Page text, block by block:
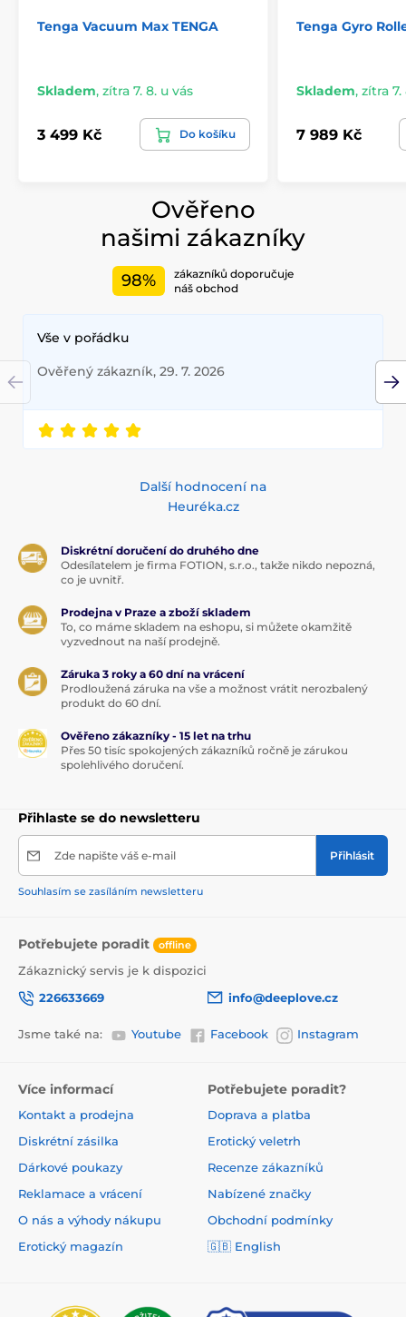
Tenga Vacuum Max TENGA
Skladem, zítra 7. 8. u vás
3 499 Kč Do košíku
Tenga Gyro
Skladem, zítra 7.
7 989 Kč
Ověřeno
našimi zákazníky
98%
zákazníků doporučuje
náš obchod
Vše v pořádku
Ověřený zákazník, 29. 7. 2026
Další hodnocení na
Heuréka.cz
Diskrétní doručení do druhého dne
Odesílatelem je firma FOTION, s.r.o., takže nikdo nepozná,
co je uvnitř.
Prodejna v Praze a zboží skladem
To, co máme skladem na eshopu, si můžete okamžitě
vyzvednout na naší prodejně.
Záruka 3 roky a 60 dní na vrácení
Prodloužená záruka na vše a možnost vrátit nerozbalený
produkt do 60 dní.
Ověřeno zákazníky - 15 let na trhu
Přes 50 tisíc spokojených zákazníků ročně je zárukou
spolehlivého doručení.
Přihlaste se do newsletteru
Zde napište váš e-mail Přihlásit
Souhlasím se zasíláním newsletteru
Potřebujete poradit offline
Zákaznický servis je k dispozici
226633669
info@deeplove.cz
Jsme také na: Youtube Facebook Instagram
Více informací
Kontakt a prodejna
Diskrétní zásilka
Dárkové poukazy
Reklamace a vrácení
O nás a výhody nákupu
Erotický magazín
Potřebujete poradit?
Doprava a platba
Erotický veletrh
Recenze zákazníků
Nabízené značky
Obchodní podmínky
🇬🇧 English